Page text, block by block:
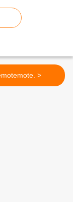
Kelemotemote. >